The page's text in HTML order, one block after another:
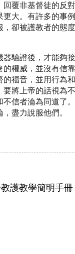
回覆非基督徒的反
更大。有許多的事
，卻被護教者的態
器驗證後，才能夠
的權威，並沒有信
的福音，並用行為
要將上帝的話視為
不信者淪為同道了
盡力說服他們。
護教學簡明手冊